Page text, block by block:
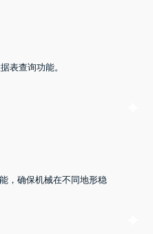
表查询功能。
，确保机械在不同地形稳